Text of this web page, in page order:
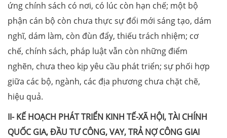
ứng chính sách có nơi, có lúc còn hạn chế; một bộ
phận cán bộ còn chưa thực sự đổi mới sáng tạo, dám
nghĩ, dám làm, còn đùn đẩy, thiếu trách nhiệm; cơ
chế, chính sách, pháp luật vẫn còn những điểm
nghẽn, chưa theo kịp yêu cầu phát triển; sự phối hợp
giữa các bộ, ngành, các địa phương chưa chặt chẽ,
hiệu quả.
II- KẾ HOẠCH PHÁT TRIỂN KINH TẾ-XÃ HỘI, TÀI CHÍNH
QUỐC GIA, ĐẦU TƯ CÔNG, VAY, TRẢ NỢ CÔNG GIAI